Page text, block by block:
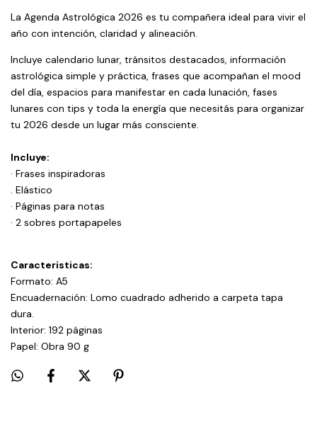
La Agenda Astrológica 2026 es tu compañera ideal para vivir el
año con intención, claridad y alineación.
Incluye calendario lunar, tránsitos destacados, información
astrológica simple y práctica, frases que acompañan el mood
del día, espacios para manifestar en cada lunación, fases
lunares con tips y toda la energía que necesitás para organizar
tu 2026 desde un lugar más consciente.
Incluye:
· Frases inspiradoras
. Elástico
· Páginas para notas
· 2 sobres portapapeles
Caracteristicas:
Formato: A5
Encuadernación: Lomo cuadrado adherido a carpeta tapa
dura.
Interior: 192 páginas
Papel: Obra 90 g